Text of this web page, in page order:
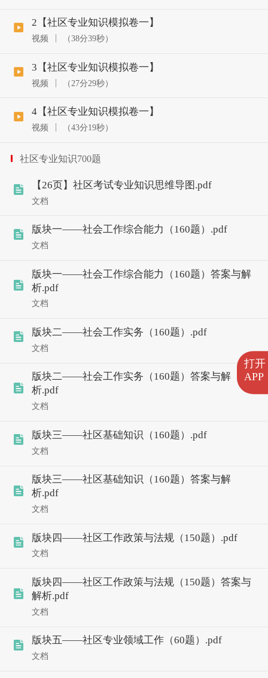
打开
APP
2【社区专业知识模拟卷一】
视频 （38分39秒）
3【社区专业知识模拟卷一】
视频 （27分29秒）
4【社区专业知识模拟卷一】
视频 （43分19秒）
社区专业知识700题
【26页】社区考试专业知识思维导图.pdf
文档
版块一——社会工作综合能力（160题）.pdf
文档
版块一——社会工作综合能力（160题）答案与解
析.pdf
文档
版块二——社会工作实务（160题）.pdf
文档
版块二——社会工作实务（160题）答案与解
析.pdf
文档
版块三——社区基础知识（160题）.pdf
文档
版块三——社区基础知识（160题）答案与解
析.pdf
文档
版块四——社区工作政策与法规（150题）.pdf
文档
版块四——社区工作政策与法规（150题）答案与
解析.pdf
文档
版块五——社区专业领域工作（60题）.pdf
文档